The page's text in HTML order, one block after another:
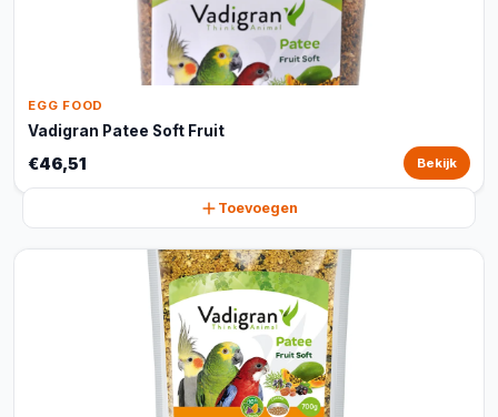
EGG FOOD
Vadigran Patee Soft Fruit
€46,51 Bekijk
Toevoegen